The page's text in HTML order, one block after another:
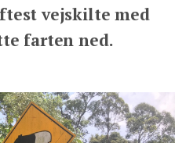
vejskilte med
farten ned.